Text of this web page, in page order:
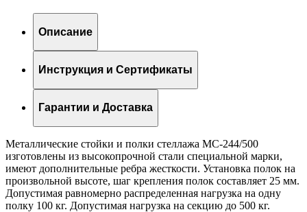
Описание
Инструкция и Сертификаты
Гарантии и Доставка
Металлические стойки и полки стеллажа МС-244/500
изготовлены из высокопрочной стали специальной марки,
имеют дополнительные ребра жесткости. Установка полок на
произвольной высоте, шаг крепления полок составляет 25 мм.
Допустимая равномерно распределенная нагрузка на одну
полку 100 кг. Допустимая нагрузка на секцию до 500 кг.